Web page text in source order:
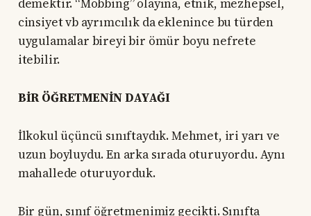
demektir. “Mobbing” olayına, etnik, mezhepsel,
cinsiyet vb ayrımcılık da eklenince bu türden
uygulamalar bireyi bir ömür boyu nefrete
itebilir.
BİR ÖĞRETMENİN DAYAĞI
İlkokul üçüncü sınıftaydık. Mehmet, iri yarı ve
uzun boyluydu. En arka sırada oturuyordu. Aynı
mahallede oturuyorduk.
Bir gün, sınıf öğretmenimiz gecikti. Sınıfta